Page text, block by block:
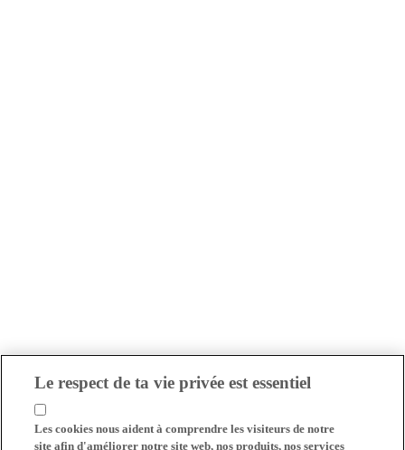
Le respect de ta vie privée est essentiel
Les cookies nous aident à comprendre les visiteurs de notre
site afin d'améliorer notre site web, nos produits, nos services